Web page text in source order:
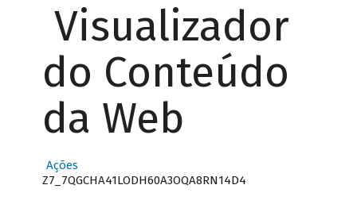
Visualizador
do Conteúdo
da Web
Ações
Z7_7QGCHA41LODH60A3OQA8RN14D4